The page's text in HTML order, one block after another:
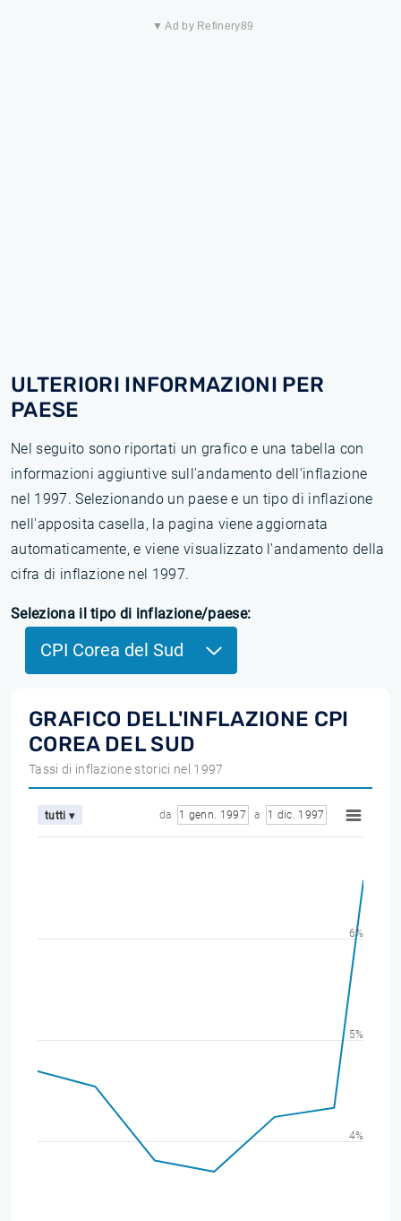
▼ Ad by Refinery89
ULTERIORI INFORMAZIONI PER
PAESE
Nel seguito sono riportati un grafico e una tabella con
informazioni aggiuntive sull'andamento dell'inflazione
nel 1997. Selezionando un paese e un tipo di inflazione
nell'apposita casella, la pagina viene aggiornata
automaticamente, e viene visualizzato l'andamento della
cifra di inflazione nel 1997.
Seleziona il tipo di inflazione/paese:
CPI Corea del Sud
GRAFICO DELL'INFLAZIONE CPI
COREA DEL SUD
Tassi di inflazione storici nel 1997
tutti ▾ da 1 genn. 1997 a 1 dic. 1997
4%
5%
6%